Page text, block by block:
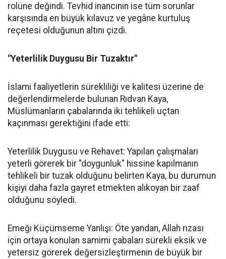
rolüne değindi. Tevhid inancının ise tüm sorunlar
karşısında en büyük kılavuz ve yegâne kurtuluş
reçetesi olduğunun altını çizdi.
"Yeterlilik Duygusu Bir Tuzaktır"
İslami faaliyetlerin sürekliliği ve kalitesi üzerine de
değerlendirmelerde bulunan Rıdvan Kaya,
Müslümanların çabalarında iki tehlikeli uçtan
kaçınması gerektiğini ifade etti:
Yeterlilik Duygusu ve Rehavet: Yapılan çalışmaları
yeterli görerek bir "doygunluk" hissine kapılmanın
tehlikeli bir tuzak olduğunu belirten Kaya, bu durumun
kişiyi daha fazla gayret etmekten alıkoyan bir zaaf
olduğunu söyledi.
Emeği Küçümseme Yanlışı: Öte yandan, Allah rızası
için ortaya konulan samimi çabaları sürekli eksik ve
yetersiz görerek değersizleştirmenin de büyük bir